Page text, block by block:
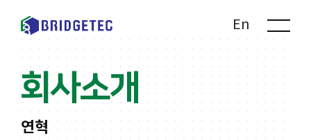
En
회사소개
연혁